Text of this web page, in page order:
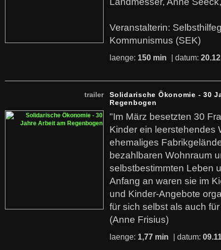
Veranstalterin:
Kommunismus (SEK)
laenge: 150 min | datum:
trailer
Solidarische Ökonomie - 30
Regenbogen
"Im März besetzten 30
Kinder ein leerstehendes
ehemaliges
bezahlbaren Wohnraum
selbstbestimmten Leben
Anfang an waren sie im
und Kinder-Angebote
für sich selbst als auch
(Anne Frisius)
laenge: 1,77 min | datum: